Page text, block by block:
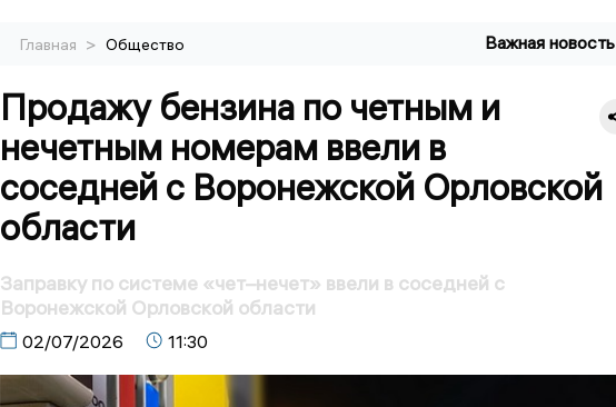
Главная > Общество Важная новость
Продажу бензина по четным и
нечетным номерам ввели в
соседней с Воронежской Орловской
области
Заправку по системе «чет–нечет» ввели в соседней с
Воронежской Орловской области
02/07/2026 11:30